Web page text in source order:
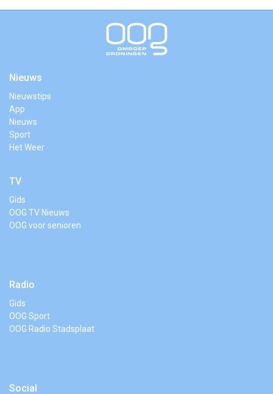
Nieuws
Nieuwstips
App
Nieuws
Sport
Het Weer
TV
Gids
OOG TV Nieuws
OOG voor senioren
Radio
Gids
OOG Sport
OOG Radio Stadsplaat
Social